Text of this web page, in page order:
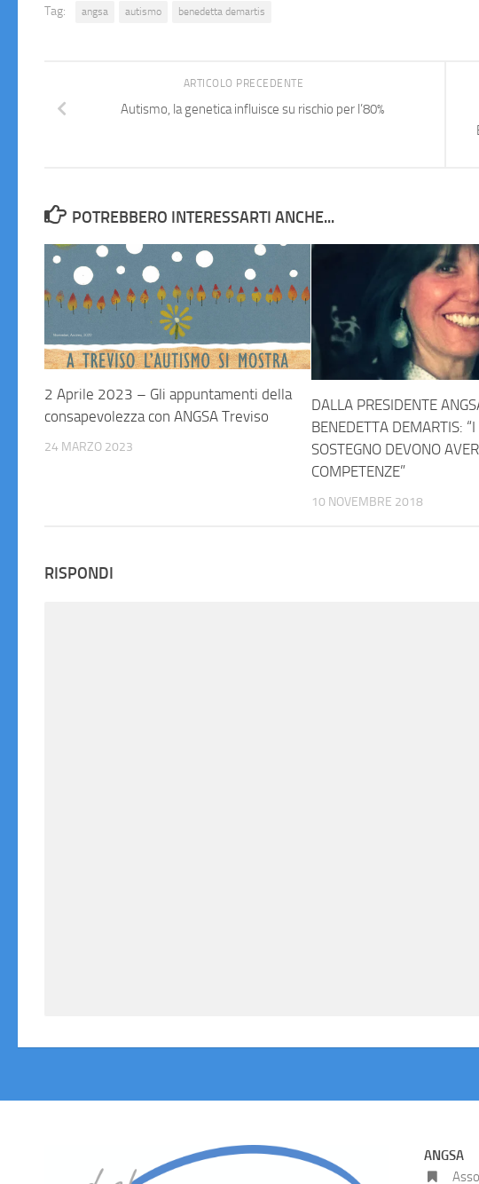
Tag: angsa autismo benedetta demartis
ARTICOLO PRECEDENTE
Autismo, la genetica influisce su rischio per l’80%
POTREBBERO INTERESSARTI ANCHE...
2 Aprile 2023 – Gli appuntamenti della
consapevolezza con ANGSA Treviso
24 MARZO 2023
DALLA PRESIDENTE
BENEDETTA DEMARTIS:
SOSTEGNO DEVONO
COMPETENZE”
10 NOVEMBRE 2018
RISPONDI
ANGSA